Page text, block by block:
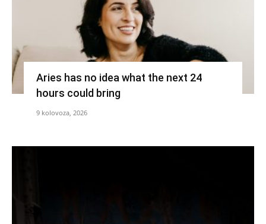
Aries has no idea what the next 24
hours could bring
9 kolovoza, 2026